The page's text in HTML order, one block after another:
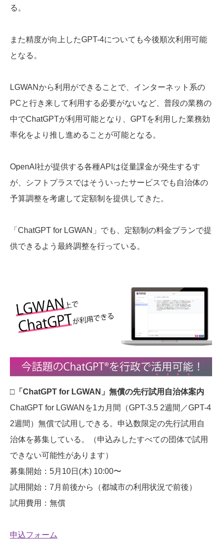
る。
また精度が向上したGPT-4についても今後順次利用可能
となる。
LGWANから利用ができることで、インターネット系の
PCと行き来して利用する必要がないなど、普段の業務の
中でChatGPTが利用可能となり、GPTを利用した業務効
率化をより推し進めることが可能となる。
OpenAI社が提供する各種APIは従量課金が発生するす
が、シフトプラスではそういったサービスでも自治体の
予算調整を考慮して定額制を提供してきた。
「ChatGPT for LGWAN」でも、定額制の料金プランで提
供できるよう最終調整を行っている。
□「ChatGPT for LGWAN」無償の先行試用自治体案内
ChatGPT for LGWANを1カ月間（GPT-3.5 2週間／GPT-4
2週間）無償で試用しできる。申込数限定の先行試用自
治体を募集している。（申込みしたすべての団体で試用
できない可能性があります）
募集開始：5月10日(木) 10:00〜
試用開始：7月前後から（都城市の利用状況で前後）
試用費用：無償
申込フォーム